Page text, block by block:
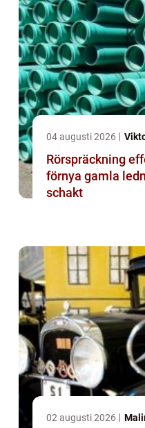
04 augusti 2026
Rörspräckning effektiv metod för att
förnya gamla
schakt
02 augusti 2026